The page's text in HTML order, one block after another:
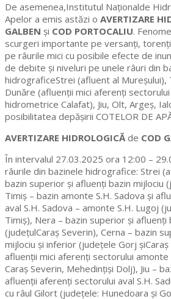
De asemenea,Institutul Naţionalde
Apelor a emis astăzi o AVERTIZARE
GALBEN și COD PORTOCALIU.
scurgeri importante pe versanţi,
pe râurile mici cu posibile efecte de
de debite şi niveluri pe unele râuri din
hidrograficeStrei (afluent al Mureşului),
Dunăre (afluenţii mici aferenţi
hidrometrice Calafat), Jiu, Olt, Argeş,
posibilitatea depăşirii COTELOR DE
AVERTIZARE HIDROLOGICĂde COD
În intervalul 27.03.2025 ora 12:00 –
râurile din bazinele hidrografice: Strei
bazin superior și afluenţi bazin mijlociu
Timiş – bazin amonte S.H. Sadova şi
aval S.H. Sadova – amonte S.H. Lugoj
Timiş), Nera – bazin superior și afluenţi
(judeţulCaraş Severin), Cerna – bazin
mijlociu şi inferior (judeţele Gorj
afluenţii mici aferenţi sectorului amonte
Caraş Severin, Mehedinţişi Dolj), Jiu –
afluenţii aferenţi sectorului aval S.H.
cu râul Gilort (judeţele: Hunedoara şi